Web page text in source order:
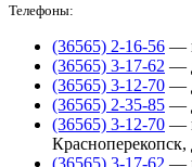
Телефоны:
(36565) 2-16-56 —
(36565) 3-17-62 —
(36565) 3-12-70 —
(36565) 2-35-85 —
(36565) 3-12-70 —
(36565) 3-17-62 —